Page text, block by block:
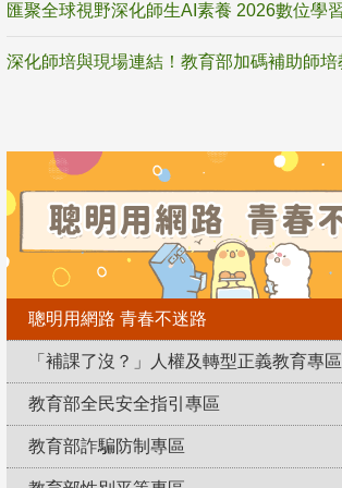
聰明用網路 青春不迷路
「補課了沒？」人權及轉型正義教育專區
教育部全民安全指引專區
教育部詐騙防制專區